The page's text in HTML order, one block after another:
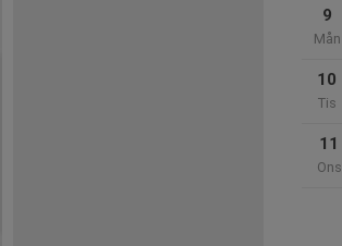
9
Mån
10
Tis
11
Ons